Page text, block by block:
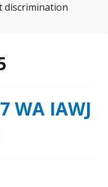
discrimination
WA IAWJ